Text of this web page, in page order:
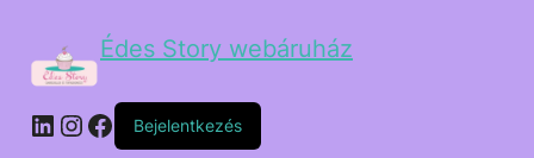
Édes Story webáruház
Bejelentkezés